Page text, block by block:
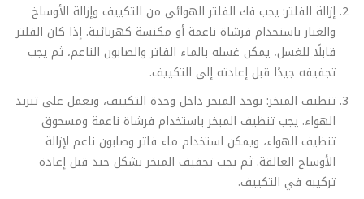
إزالة الفلتر: يجب فك الفلتر الهوائي من التكييف وإزالة الأوساخ
والغبار باستخدام فرشاة ناعمة أو مكنسة كهربائية. إذا كان الفلتر
قابلًا للغسل، يمكن غسله بالماء الفاتر والصابون الناعم، ثم يجب
تجفيفه جيدًا قبل إعادته إلى التكييف.
تنظيف المبخر: يوجد المبخر داخل وحدة التكييف، ويعمل على تبريد
الهواء. يجب تنظيف المبخر باستخدام فرشاة ناعمة ومسحوق
تنظيف الهواء، ويمكن استخدام ماء فاتر وصابون ناعم لإزالة
الأوساخ العالقة. ثم يجب تجفيف المبخر بشكل جيد قبل إعادة
تركيبه في التكييف.